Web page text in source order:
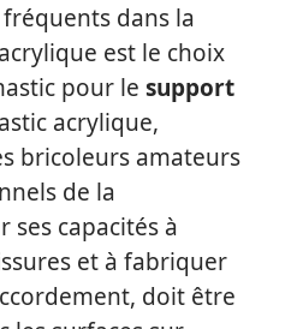
fréquents dans la
est le choix
pour le support
acrylique,
bricoleurs amateurs
de la
capacités à
et à fabriquer
doit être